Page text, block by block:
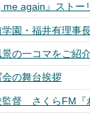
again』ストー
園・福井有理事
の一コマをご紹
の舞台挨拶
監督 さくらFM『